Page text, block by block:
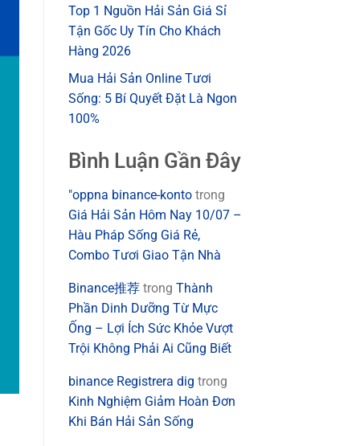
Top 1 Nguồn Hải Sản Giá Sỉ
Tận Gốc Uy Tín Cho Khách
Hàng 2026
Mua Hải Sản Online Tươi
Sống: 5 Bí Quyết Đặt Là Ngon
100%
Bình Luận Gần Đây
"oppna binance-kontotrong
Giá Hải Sản Hôm Nay 10/07 –
Hàu Pháp Sống Giá Rẻ,
Combo Tươi Giao Tận Nhà
Binance推荐trong Thành
Phần Dinh Dưỡng Từ Mực
Ống – Lợi Ích Sức Khỏe Vượt
Trội Không Phải Ai Cũng Biết
binance Registrera dig trong
Kinh Nghiệm Giảm Hoàn Đơn
Khi Bán Hải Sản Sống